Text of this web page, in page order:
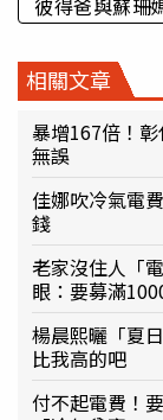
彼得爸與蘇珊
相關文章
暴增167倍！
無誤
佳娜吹冷氣電
錢
老家沒住人「
眼：要募滿
楊晨熙曬「夏
比我高的吧
付不起電費！